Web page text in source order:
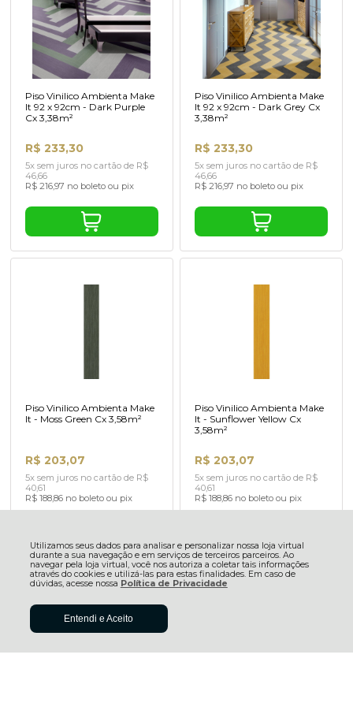
Utilizamos seus dados para analisar e personalizar nossa loja virtual
durante a sua navegação e em serviços de terceiros parceiros. Ao
navegar pela loja virtual, você nos autoriza a coletar tais informações
através do cookies e utilizá-las para estas finalidades. Em caso de
dúvidas, acesse nossa Política de Privacidade
Entendi e Aceito
Piso Vinilico Ambienta Make
It 92 x 92cm - Dark Purple
Cx 3,38m²
R$ 233,30
5x sem juros no cartão de R$
46,66
R$ 216,97 no boleto ou pix
Piso Vinilico Ambienta Make
It 92 x 92cm - Dark Grey Cx
3,38m²
R$ 233,30
5x sem juros no cartão de R$
46,66
R$ 216,97 no boleto ou pix
Piso Vinilico Ambienta Make
It - Moss Green Cx 3,58m²
R$ 203,07
5x sem juros no cartão de R$
40,61
R$ 188,86 no boleto ou pix
Piso Vinilico Ambienta Make
It - Sunflower Yellow Cx
3,58m²
R$ 203,07
5x sem juros no cartão de R$
40,61
R$ 188,86 no boleto ou pix